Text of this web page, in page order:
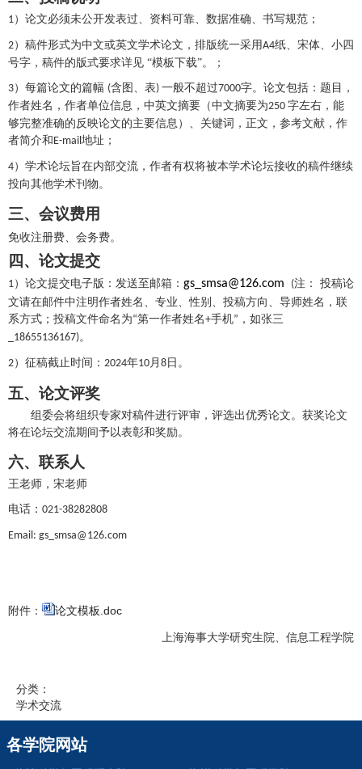
1）论文必须未公开发表过、资料可靠、 数据准确、书写规范；
2）稿件形式为中文或英文学术论文，排版统一采用A4纸、宋体、小四
号字，稿件的版式要求详见 “模板下载”。；
3）每篇论文的篇幅 (含图、表) 一般不超过7000字。论文包括：题目，
作者姓名，作者单位信息，中英文摘要（中文摘要为250 字左右，能
够完整准确的反映论文的主要信息）、关键词，正文，参考文献，作
者简介和 E-mail地址；
4）学术论坛旨在内部交流，作者有权将被本学术论坛接收的稿件继续
投向其他学术刊物。
三、会议费用
免收注册费、会务费。
四、论文提交
1）论文提交电子版：发送至邮箱： gs_smsa@126.com (注： 投稿论
文请在邮件中注明作者姓名、专业、性别、投稿方向、导师姓名 ， 联
系方式 ；投稿文件命名为“第一作者姓名+手机” ，如张三
_18655136167)。
2）征稿截止时间： 2024年10月 8 日。
五、论文评奖
组委会将组织专家对稿件进行评审，评选出优秀论文。获奖论文
将在论坛交流期间予以表彰和奖励。
六、联系人
王老师，宋老师
电话： 021-38282808
Email: gs_smsa@126.com
附件： 论文模板.doc
上海海事大学研究生院、 信息工程学院
分类：
学术交流
各学院网站